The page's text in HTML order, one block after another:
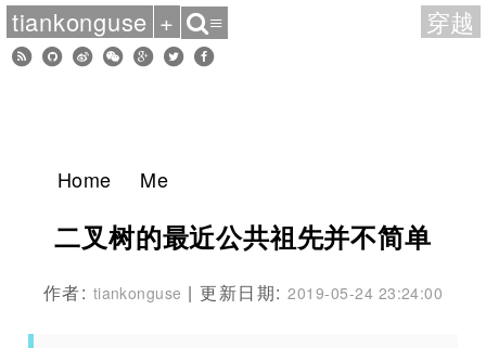
Home Me
二叉树的最近公共祖先并不简单
作者: tiankonguse | 更新日期:2019-05-24 23:24:00
tiankonguse + ≡ 穿越